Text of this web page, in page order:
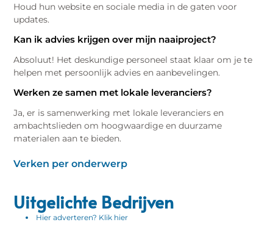
Houd hun website en sociale media in de gaten voor
updates.
Kan ik advies krijgen over mijn naaiproject?
Absoluut! Het deskundige personeel staat klaar om je te
helpen met persoonlijk advies en aanbevelingen.
Werken ze samen met lokale leveranciers?
Ja, er is samenwerking met lokale leveranciers en
ambachtslieden om hoogwaardige en duurzame
materialen aan te bieden.
Verken per onderwerp
Uitgelichte Bedrijven
Hier adverteren? Klik hier